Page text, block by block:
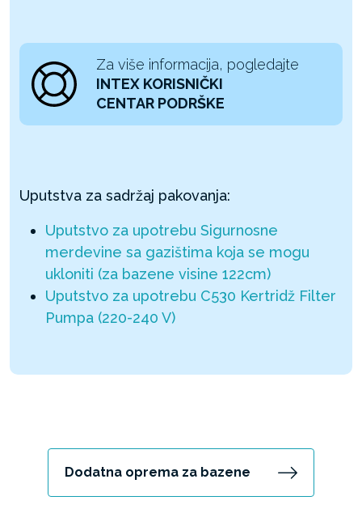
Za više informacija, pogledajte
INTEX KORISNIČKI
CENTAR PODRŠKE
Uputstva za sadržaj pakovanja:
Uputstvo za upotrebu Sigurnosne
merdevine sa gazištima koja se mogu
ukloniti (za bazene visine 122cm)
Uputstvo za upotrebu C530 Kertridž Filter
Pumpa (220-240 V)
Dodatna oprema za bazene